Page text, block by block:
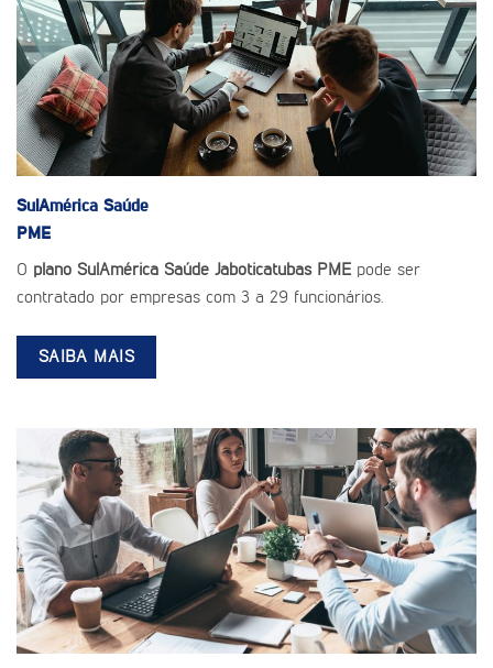
SulAmérica Saúde
PME
O plano SulAmérica Saúde Jaboticatubas PME pode ser
contratado por empresas com 3 a 29 funcionários.
SAIBA MAIS